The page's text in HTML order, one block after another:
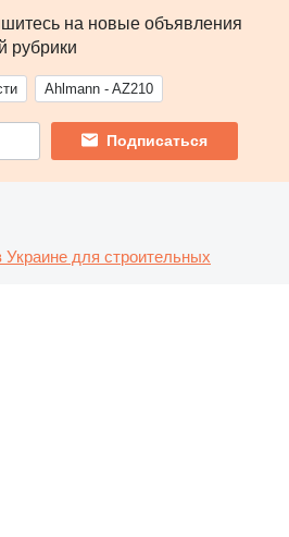
на новые объявления
рубрики
Ahlmann - AZ210
Подписаться
Украине для строительных